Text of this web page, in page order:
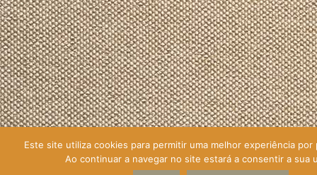
Este site utiliza cookies para permitir uma melhor experiência por
Ao continuar a navegar no site estará a consentir a sua